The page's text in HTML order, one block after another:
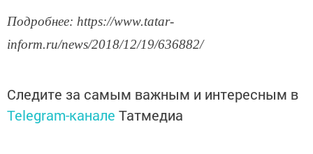
Подробнее: https://www.tatar-
inform.ru/news/2018/12/19/636882/
Следите за самым важным и интересным в
Telegram-канале Татмедиа